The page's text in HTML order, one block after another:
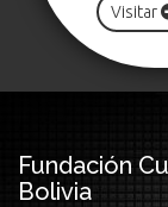
Visitar
Fundación
Bolivia